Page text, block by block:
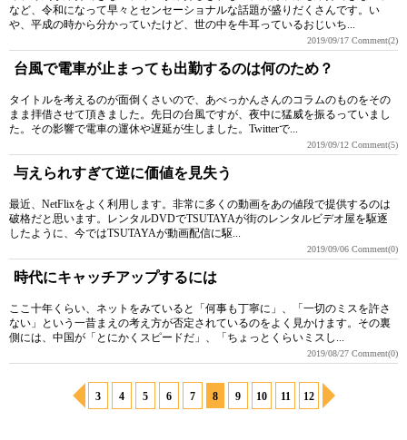
など、令和になって早々とセンセーショナルな話題が盛りだくさんです。い
や、平成の時から分かっていたけど、世の中を牛耳っているおじいち...
2019/09/17 Comment(2)
台風で電車が止まっても出勤するのは何のため？
タイトルを考えるのが面倒くさいので、あべっかんさんのコラムのものをその
まま拝借させて頂きました。先日の台風ですが、夜中に猛威を振るっていまし
た。その影響で電車の運休や遅延が生しました。Twitterで...
2019/09/12 Comment(5)
与えられすぎて逆に価値を見失う
最近、NetFlixをよく利用します。非常に多くの動画をあの値段で提供するのは
破格だと思います。レンタルDVDでTSUTAYAが街のレンタルビデオ屋を駆逐
したように、今ではTSUTAYAが動画配信に駆...
2019/09/06 Comment(0)
時代にキャッチアップするには
ここ十年くらい、ネットをみていると「何事も丁寧に」、「一切のミスを許さ
ない」という一昔まえの考え方が否定されているのをよく見かけます。その裏
側には、中国が「とにかくスピードだ」、「ちょっとくらいミスし...
2019/08/27 Comment(0)
3 4 5 6 7 8 9 10 11 12